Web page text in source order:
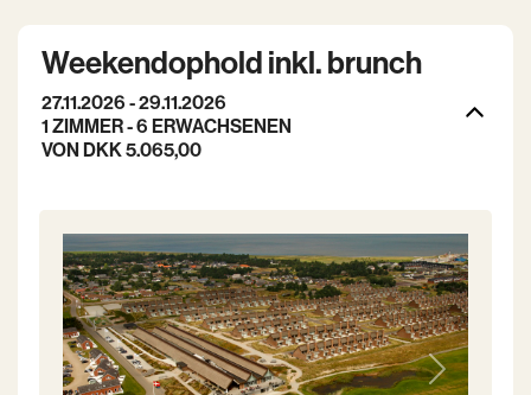
Weekendophold inkl. brunch
27.11.2026 - 29.11.2026
1 ZIMMER -6 ERWACHSENEN
VON DKK 5.065,00
Previous Next